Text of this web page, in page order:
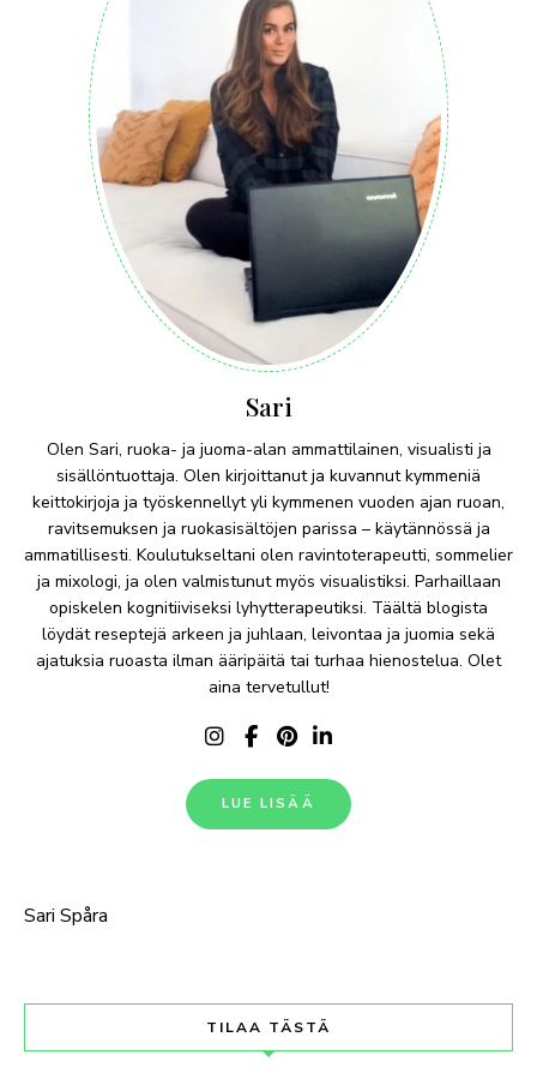
Sari
Olen Sari, ruoka- ja juoma-alan ammattilainen, visualisti ja
sisällöntuottaja. Olen kirjoittanut ja kuvannut kymmeniä
keittokirjoja ja työskennellyt yli kymmenen vuoden ajan ruoan,
ravitsemuksen ja ruokasisältöjen parissa – käytännössä ja
ammatillisesti. Koulutukseltani olen ravintoterapeutti, sommelier
ja mixologi, ja olen valmistunut myös visualistiksi. Parhaillaan
opiskelen kognitiiviseksi lyhytterapeutiksi. Täältä blogista
löydät reseptejä arkeen ja juhlaan, leivontaa ja juomia sekä
ajatuksia ruoasta ilman ääripäitä tai turhaa hienostelua. Olet
aina tervetullut!
LUE LISÄÄ
Sari Spåra
TILAA TÄSTÄ